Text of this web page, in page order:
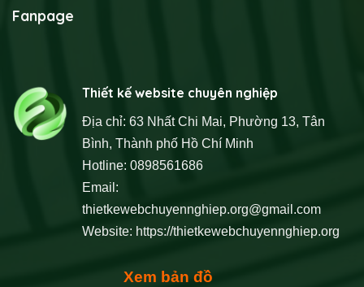
Fanpage
Thiết kế website chuyên nghiệp
Địa chỉ: 63 Nhất Chi Mai, Phường 13, Tân
Bình, Thành phố Hồ Chí Minh
Hotline: 0898561686
Email:
thietkewebchuyennghiep.org@gmail.com
Website: https://thietkewebchuyennghiep.org
Xem bản đồ